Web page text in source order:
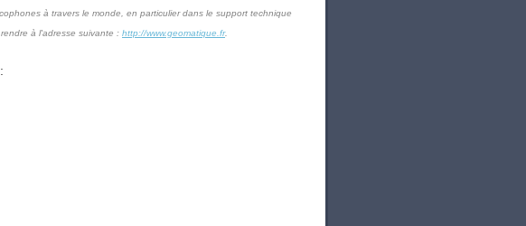
à travers le monde, en particulier dans le support technique
à l'adresse suivante : http://www.geomatique.fr.